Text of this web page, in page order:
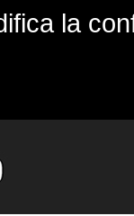
la